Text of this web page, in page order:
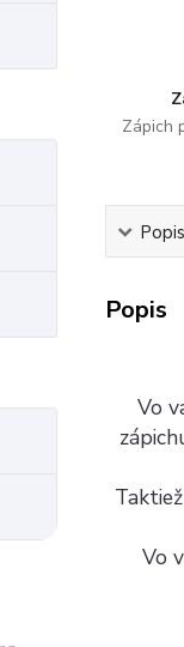
Zápich
Popis
Popis
Vo
Vo